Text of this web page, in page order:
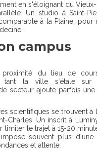
en s'éloignant du
Un studio à Saint-
à la Plaine, pour
campus
du lieu de
tant la ville s'étale sur
secteur ajoute parfois
scientifiques se trouvent à
Charles. Un inscrit à
limiter le trajet à 15-20
souvent plus d'une
et attente.